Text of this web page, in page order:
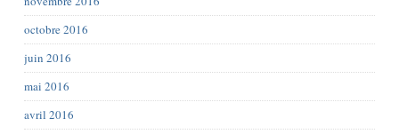
octobre 2016
juin 2016
mai 2016
avril 2016